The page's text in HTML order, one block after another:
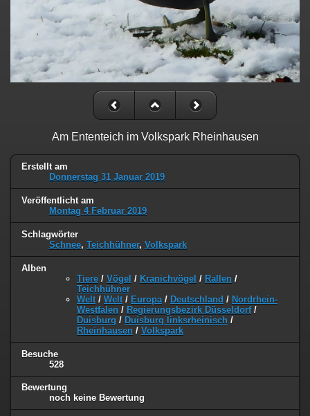
Am Ententeich im Volkspark Rheinhausen
Erstellt am
Donnerstag 31 Januar 2019
Veröffentlicht am
Montag 4 Februar 2019
Schlagwörter
Schnee, Teichhühner, Volkspark
Alben
Tiere / Vögel / Kranichvögel / Rallen /
Teichhühner
Welt / Welt / Europa / Deutschland / Nordrhein-
Westfalen / Regierungsbezirk Düsseldorf/
Duisburg / Duisburg linksrheinisch /
Rheinhausen / Volkspark
Besuche
528
Bewertung
noch keine Bewertung